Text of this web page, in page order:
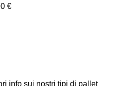
€
info sui nostri tipi di pallet